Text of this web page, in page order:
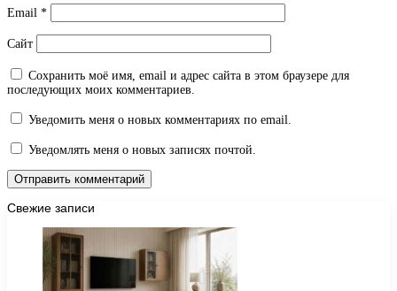
Email *
Сайт
Сохранить моё имя, email и адрес сайта в этом браузере для
последующих моих комментариев.
Уведомить меня о новых комментариях по email.
Уведомлять меня о новых записях почтой.
Свежие записи